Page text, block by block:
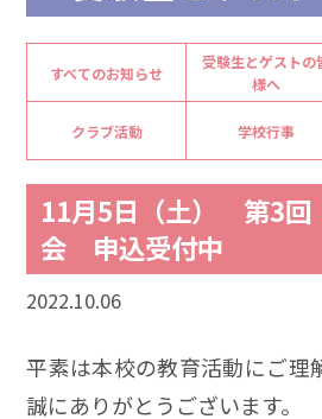
すべてのお知らせ
受験生とゲストの
様へ
クラブ活動 学校行事
11月5日（土） 第3
会 申込受付中
2022.10.06
平素は本校の教育活動にご理
誠にありがとうございます。